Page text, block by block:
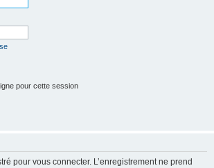
pour cette session
pour vous connecter. L’enregistrement ne prend